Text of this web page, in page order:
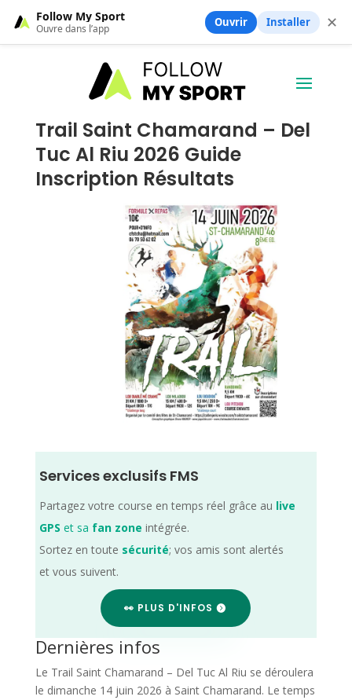
Trail Saint Chamarand – Del
Tuc Al Riu 2026 Guide
Inscription Résultats
Services exclusifs FMS
Partagez votre course en temps réel grâce au live
GPS et sa fan zone intégrée.
Sortez en toute sécurité; vos amis sont alertés
et vous suivent.
👀 PLUS D'INFOS
Dernières infos
Le Trail Saint Chamarand – Del Tuc Al Riu se déroulera
le dimanche 14 juin 2026 à Saint Chamarand. Le temps
Follow My Sport
Ouvre dans l’app Ouvrir Installer ✕